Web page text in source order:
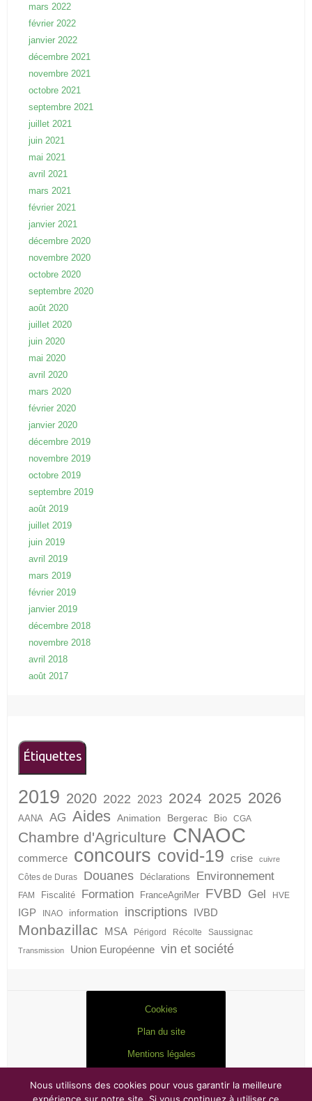
mars 2022
février 2022
janvier 2022
décembre 2021
novembre 2021
octobre 2021
septembre 2021
juillet 2021
juin 2021
mai 2021
avril 2021
mars 2021
février 2021
janvier 2021
décembre 2020
novembre 2020
octobre 2020
septembre 2020
août 2020
juillet 2020
juin 2020
mai 2020
avril 2020
mars 2020
février 2020
janvier 2020
décembre 2019
novembre 2019
octobre 2019
septembre 2019
août 2019
juillet 2019
juin 2019
avril 2019
mars 2019
février 2019
janvier 2019
décembre 2018
novembre 2018
avril 2018
août 2017
Étiquettes
2019 2020 2022 2023 2024 2025 2026
AANA AG Aides Animation Bergerac Bio CGA
Chambre d'Agriculture CNAOC
commerce concours covid-19 crise cuivre
Côtes de Duras Douanes Déclarations Environnement
FAM Fiscalité Formation FranceAgriMer FVBD Gel HVE
IGP INAO information inscriptions IVBD
Monbazillac MSA Périgord Récolte Saussignac
Transmission Union Européenne vin et société
Cookies
Plan du site
Mentions légales
Nous utilisons des cookies pour vous garantir la meilleure